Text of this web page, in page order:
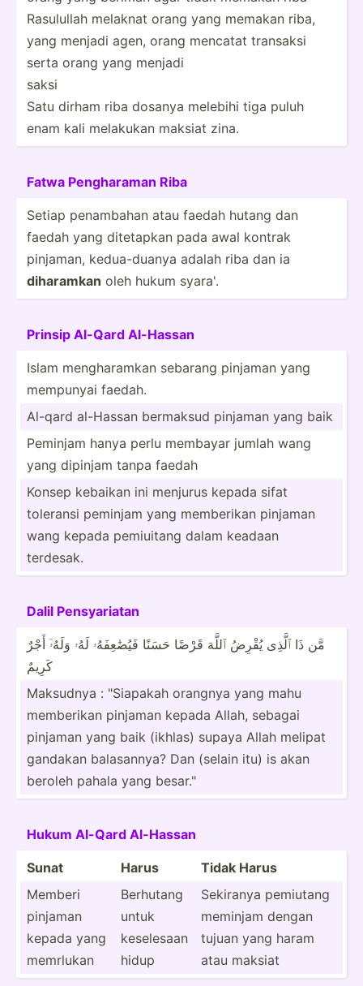
Rasulullah melaknat orang yang memakan riba,
yang menjadi agen, orang mencatat transaksi
serta orang yang menjadi
saksi
Satu dirham riba dosanya melebihi tiga puluh
enam kali melakukan maksiat zina.
Fatwa Pengha­raman Riba
Setiap penambahan atau faedah hutang dan
faedah yang ditetapkan pada awal kontrak
pinjaman, kedua-­duanya adalah riba dan ia
diharamkan oleh hukum syara'.
Prinsip Al-Qard Al-Hassan
Islam mengha­ramkan sebarang pinjaman yang
mempunyai faedah.
Al-qard al-Hassan bermaksud pinjaman yang baik
Peminjam hanya perlu membayar jumlah wang
yang dipinjam tanpa faedah
Konsep kebaikan ini menjurus kepada sifat
toleransi peminjam yang memberikan pinjaman
wang kepada pemiuitang dalam keadaan
terdesak.
Dalil Pensya­riatan
مَّن ذَا ٱلَّذِى يُقْرِضُ ٱللَّهَ قَرْضًا حَسَنًا فَيُضَ­ٰعِ­فَهُۥ لَهُۥ وَلَهُۥٓ أَجْرٌ
كَرِيمٌ
Maksudnya : "­Sia­pakah orangnya yang mahu
memberikan pinjaman kepada Allah, sebagai
pinjaman yang baik (ikhlas) supaya Allah melipat
gandakan balasa­nnya? Dan (selain itu) is akan
beroleh pahala yang besar."­
Hukum Al-Qard Al-Has­san
Sunat Harus
Tidak Harus
Memberi
pinjaman
kepada yang
memrlukan
Berhutang
untuk
keselesaan
hidup
Sekiranya pemiutang
meminjam dengan
tujuan yang haram
atau maksiat